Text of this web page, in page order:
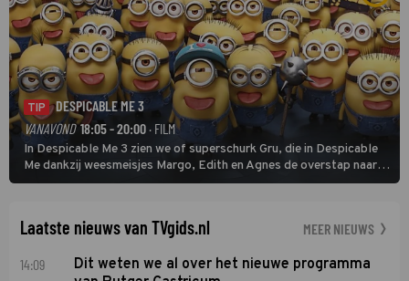
TIP
DESPICABLE ME 3
VANAVOND 18:05 - 20:00· FILM
In Despicable Me 3 zien we of superschurk Gru, die in Despicable
Me dankzij weesmeisjes Margo, Edith en Agnes de overstap naar
het rechte pad maakte, ook op dat pad weet te blijven.
Laatste nieuws van TVgids.nl MEER NIEUWS
14:09
Dit weten we al over het nieuwe programma